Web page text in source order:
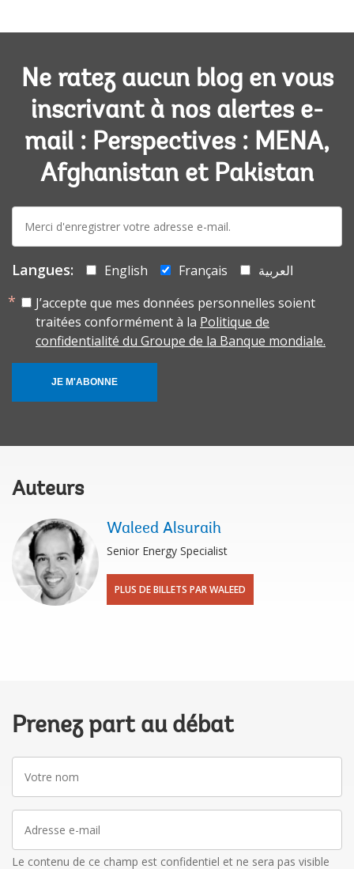
Ne ratez aucun blog en vous
inscrivant à nos alertes e-
mail : Perspectives : MENA,
Afghanistan et Pakistan
mail:
Langues: English Français
العربية
J’accepte que mes données personnelles soient
traitées conformément à la Politique de
confidentialité du Groupe de la Banque mondiale.
JE M'ABONNE
Auteurs
Waleed Alsuraih
Senior Energy Specialist
PLUS DE BILLETS PAR WALEED
Prenez part au débat
nom
mail
Le contenu de ce champ est confidentiel et ne sera pas visible